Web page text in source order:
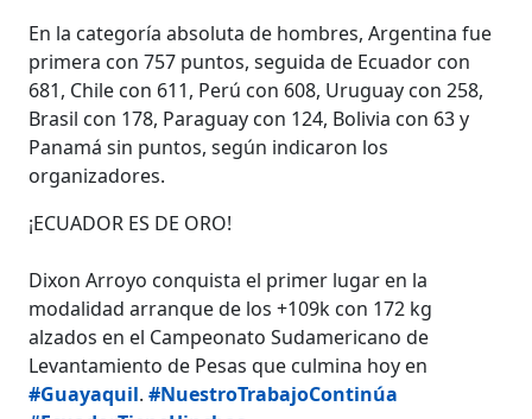
En la categoría absoluta de hombres, Argentina fue
primera con 757 puntos, seguida de Ecuador con
681, Chile con 611, Perú con 608, Uruguay con 258,
Brasil con 178, Paraguay con 124, Bolivia con 63 y
Panamá sin puntos, según indicaron los
organizadores.
¡ECUADOR ES DE ORO!
Dixon Arroyo conquista el primer lugar en la
modalidad arranque de los +109k con 172 kg
alzados en el Campeonato Sudamericano de
Levantamiento de Pesas que culmina hoy en
#Guayaquil.#NuestroTrabajoContinúa